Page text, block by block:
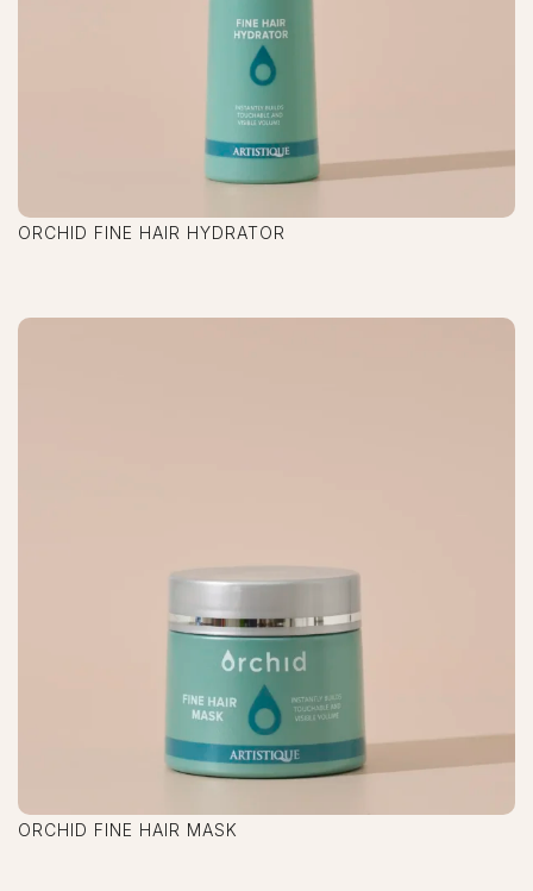
ORCHID FINE HAIR HYDRATOR
ORCHID FINE HAIR MASK